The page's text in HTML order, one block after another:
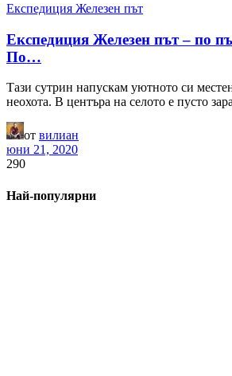
Експедиция Железен път
Експедиция Железен път – по
По…
Тази сутрин напускам уютното си
неохота. В центъра на селото е пусто
от вилиан
юни 21, 2020
290
Най-популярни